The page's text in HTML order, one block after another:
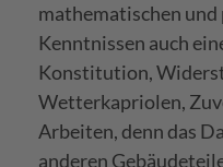
mathematischen
Kenntnissen auch
Konstitution,
Wetterkapriolen,
Arbeiten, denn das
anderen